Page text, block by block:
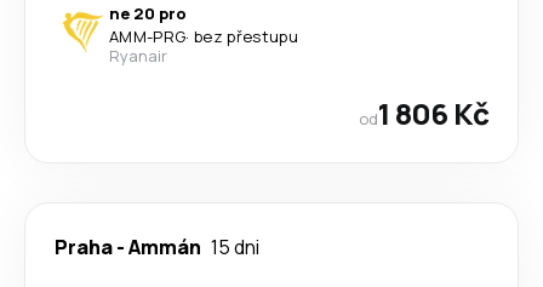
ne 20 pro
AMM-PRG· bez přestupu
Ryanair
od1 806 Kč
Praha-Ammán 15 dni